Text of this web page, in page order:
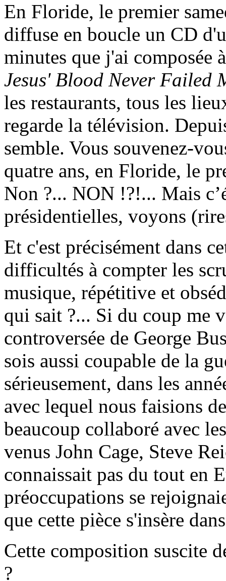
En Floride, le premier
diffuse en boucle un CD
minutes que j'ai composée
Jesus' Blood Never Failed
les restaurants, tous les
regarde la télévision.
semble. Vous souvenez-
quatre ans, en Floride, le
Non ?... NON !?!... Mais
présidentielles, voyons
Et c'est précisément dans
difficultés à compter les
musique, répétitive et
qui sait ?... Si du coup me
controversée de George
sois aussi coupable de la
sérieusement, dans les
avec lequel nous faisions
beaucoup collaboré avec
venus John Cage, Steve
connaissait pas du tout en
préoccupations se
que cette pièce s'insère
Cette composition suscite
?